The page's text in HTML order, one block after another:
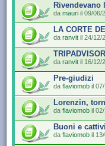
da mauri il 09/06/
LA CORTE
da ranvit il 24/12/
da ranvit il 16/12/
Pre-giudizi
da flaviomob il
Lorenzin,
da flaviomob il
Buoni e
da flaviomob il